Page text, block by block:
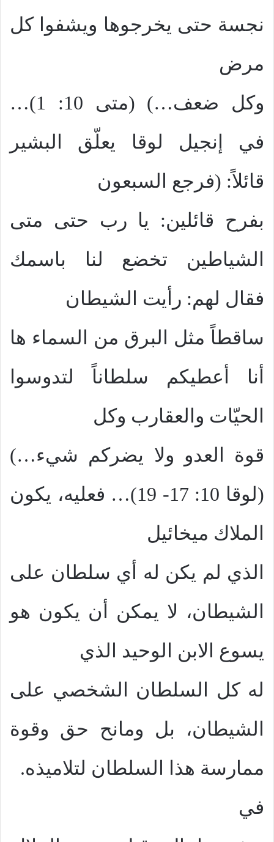
نجسة حتى يخرجوها ويشفوا كل
مرض
وكل ضعف…) (متى 10: 1)…
في إنجيل لوقا يعلّق البشير
قائلاً: (فرجع السبعون
بفرح قائلين: يا رب حتى متى
الشياطين تخضع لنا باسمك
فقال لهم: رأيت الشيطان
ساقطاً مثل البرق من السماء ها
أنا أعطيكم سلطاناً لتدوسوا
الحيّات والعقارب وكل
قوة العدو ولا يضركم شيء…)
(لوقا 10: 17- 19)… فعليه، يكون
الملاك ميخائيل
الذي لم يكن له أي سلطان على
الشيطان، لا يمكن أن يكون هو
يسوع الابن الوحيد الذي
له كل السلطان الشخصي على
الشيطان، بل ومانح حق وقوة
ممارسة هذا السلطان لتلاميذه.
في